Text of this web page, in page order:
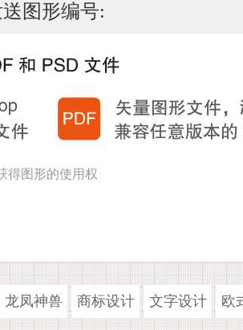
图形编号:
得图形的使用权
龙凤神兽 商标设计 文字设计 欧